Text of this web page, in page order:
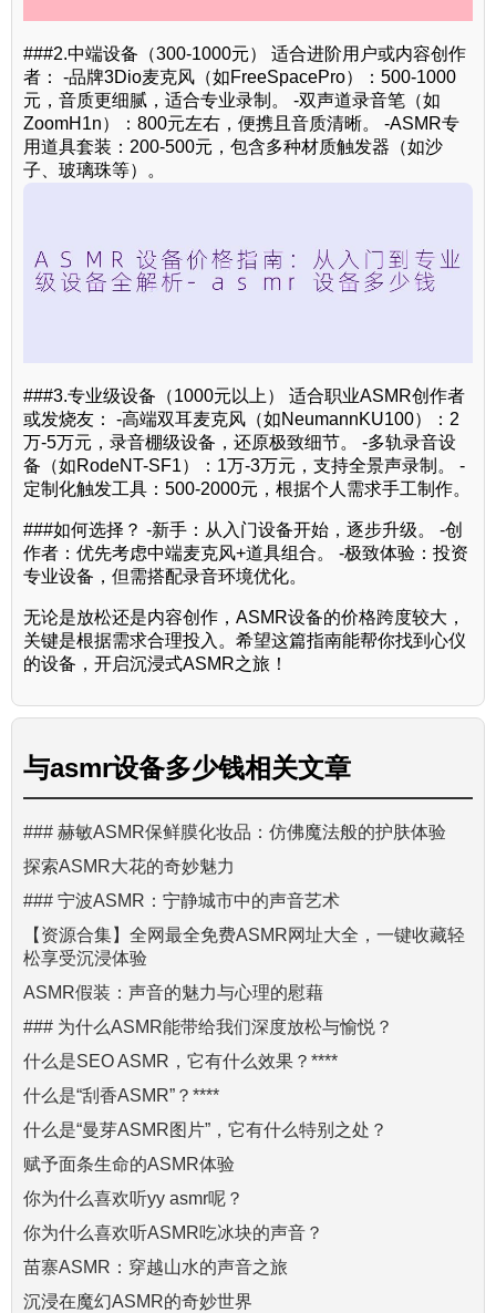
###2.中端设备（300-1000元） 适合进阶用户或内容创作
者： -品牌3Dio麦克风（如FreeSpacePro）：500-1000
元，音质更细腻，适合专业录制。 -双声道录音笔（如
ZoomH1n）：800元左右，便携且音质清晰。 -ASMR专
用道具套装：200-500元，包含多种材质触发器（如沙
子、玻璃珠等）。
###3.专业级设备（1000元以上） 适合职业ASMR创作者
或发烧友： -高端双耳麦克风（如NeumannKU100）：2
万-5万元，录音棚级设备，还原极致细节。 -多轨录音设
备（如RodeNT-SF1）：1万-3万元，支持全景声录制。 -
定制化触发工具：500-2000元，根据个人需求手工制作。
###如何选择？ -新手：从入门设备开始，逐步升级。 -创
作者：优先考虑中端麦克风+道具组合。 -极致体验：投资
专业设备，但需搭配录音环境优化。
无论是放松还是内容创作，ASMR设备的价格跨度较大，
关键是根据需求合理投入。希望这篇指南能帮你找到心仪
的设备，开启沉浸式ASMR之旅！
与asmr设备多少钱相关文章
### 赫敏ASMR保鲜膜化妆品：仿佛魔法般的护肤体验
探索ASMR大花的奇妙魅力
### 宁波ASMR：宁静城市中的声音艺术
【资源合集】全网最全免费ASMR网址大全，一键收藏轻
松享受沉浸体验
ASMR假装：声音的魅力与心理的慰藉
### 为什么ASMR能带给我们深度放松与愉悦？
什么是SEO ASMR，它有什么效果？****
什么是“刮香ASMR”？****
什么是“曼芽ASMR图片”，它有什么特别之处？
赋予面条生命的ASMR体验
你为什么喜欢听yy asmr呢？
你为什么喜欢听ASMR吃冰块的声音？
苗寨ASMR：穿越山水的声音之旅
沉浸在魔幻ASMR的奇妙世界